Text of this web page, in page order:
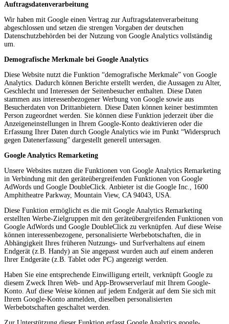
Auftragsdatenverarbeitung
Wir haben mit Google einen Vertrag zur Auftragsdatenverarbeitung
abgeschlossen und setzen die strengen Vorgaben der deutschen
Datenschutzbehörden bei der Nutzung von Google Analytics vollständig
um.
Demografische Merkmale bei Google Analytics
Diese Website nutzt die Funktion “demografische Merkmale” von Google
Analytics. Dadurch können Berichte erstellt werden, die Aussagen zu Alter,
Geschlecht und Interessen der Seitenbesucher enthalten. Diese Daten
stammen aus interessenbezogener Werbung von Google sowie aus
Besucherdaten von Drittanbietern. Diese Daten können keiner bestimmten
Person zugeordnet werden. Sie können diese Funktion jederzeit über die
Anzeigeneinstellungen in Ihrem Google-Konto deaktivieren oder die
Erfassung Ihrer Daten durch Google Analytics wie im Punkt “Widerspruch
gegen Datenerfassung” dargestellt generell untersagen.
Google Analytics Remarketing
Unsere Websites nutzen die Funktionen von Google Analytics Remarketing
in Verbindung mit den geräteübergreifenden Funktionen von Google
AdWords und Google DoubleClick. Anbieter ist die Google Inc., 1600
Amphitheatre Parkway, Mountain View, CA 94043, USA.
Diese Funktion ermöglicht es die mit Google Analytics Remarketing
erstellten Werbe-Zielgruppen mit den geräteübergreifenden Funktionen von
Google AdWords und Google DoubleClick zu verknüpfen. Auf diese Weise
können interessenbezogene, personalisierte Werbebotschaften, die in
Abhängigkeit Ihres früheren Nutzungs- und Surfverhaltens auf einem
Endgerät (z.B. Handy) an Sie angepasst wurden auch auf einem anderen
Ihrer Endgeräte (z.B. Tablet oder PC) angezeigt werden.
Haben Sie eine entsprechende Einwilligung erteilt, verknüpft Google zu
diesem Zweck Ihren Web- und App-Browserverlauf mit Ihrem Google-
Konto. Auf diese Weise können auf jedem Endgerät auf dem Sie sich mit
Ihrem Google-Konto anmelden, dieselben personalisierten
Werbebotschaften geschaltet werden.